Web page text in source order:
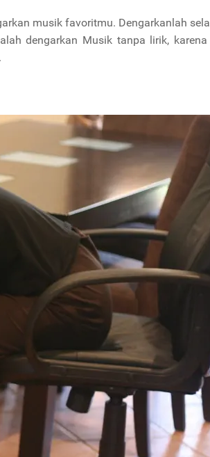
musik favoritmu. Dengarkanlah
dengarkan Musik tanpa lirik,